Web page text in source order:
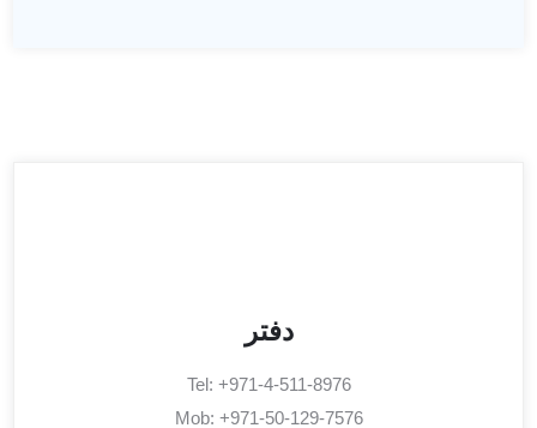
دفتر
Tel: +971-4-511-8976
Mob: +971-50-129-7576